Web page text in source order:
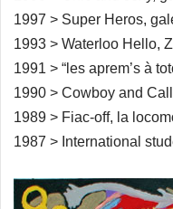
1997 > Super Heros,
1993 > Waterloo Hello,
1991 > “les aprem’s à
1990 > Cowboy and
1989 > Fiac-off, la
1987 > International